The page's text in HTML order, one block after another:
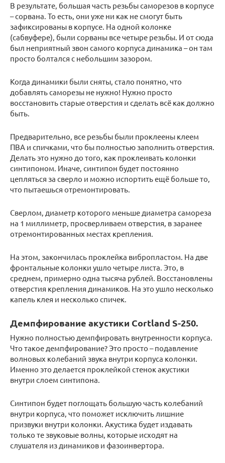
В результате, большая часть резьбы саморезов в корпусе
– сорвана. То есть, они уже ни как не смогут быть
зафиксированы в корпусе. На одной колонке
(сабвуфере), были сорваны все четыре резьбы. И от сюда
был неприятный звон самого корпуса динамика – он там
просто болтался с небольшим зазором.
Когда динамики были сняты, стало понятно, что
добавлять саморезы не нужно! Нужно просто
восстановить старые отверстия и сделать всё как должно
быть.
Предварительно, все резьбы были проклеены клеем
ПВА и спичками, что бы полностью заполнить отверстия.
Делать это нужно до того, как проклеивать колонки
синтипоном. Иначе, синтипон будет постоянно
цепляться за сверло и можно испортить ещё больше то,
что пытаешься отремонтировать.
Сверлом, диаметр которого меньше диаметра самореза
на 1 миллиметр, просверливаем отверстия, в заранее
отремонтированных местах крепления.
На этом, закончилась проклейка вибропластом. На две
фронтальные колонки ушло четыре листа. Это, в
среднем, примерно одна тысяча рублей. Восстановлены
отверстия крепления динамиков. На это ушло несколько
капель клея и несколько спичек.
Демпфирование акустики Cortland S-250.
Нужно полностью демпфировать внутренности корпуса.
Что такое демпфирование? Это просто – подавление
волновых колебаний звука внутри корпуса колонки.
Именно это делается проклейкой стенок акустики
внутри слоем синтипона.
Синтипон будет поглощать большую часть колебаний
внутри корпуса, что поможет исключить лишние
призвуки внутри колонки. Акустика будет издавать
только те звуковые волны, которые исходят на
слушателя из динамиков и фазоинвертора.